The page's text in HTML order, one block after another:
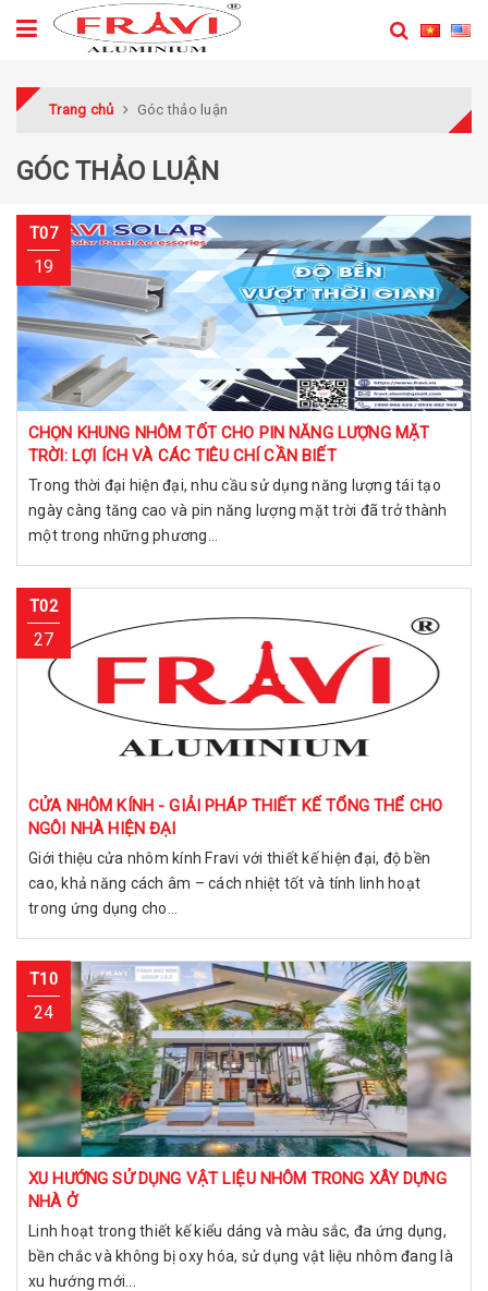
Trang chủ Góc thảo luận
GÓC THẢO LUẬN
T07
19
CHỌN KHUNG NHÔM TỐT CHO PIN NĂNG LƯỢNG MẶT
TRỜI: LỢI ÍCH VÀ CÁC TIÊU CHÍ CẦN BIẾT
Trong thời đại hiện đại, nhu cầu sử dụng năng lượng tái tạo
ngày càng tăng cao và pin năng lượng mặt trời đã trở thành
một trong những phương...
T02
27
CỬA NHÔM KÍNH - GIẢI PHÁP THIẾT KẾ TỔNG THỂ CHO
NGÔI NHÀ HIỆN ĐẠI
Giới thiệu cửa nhôm kính Fravi với thiết kế hiện đại, độ bền
cao, khả năng cách âm – cách nhiệt tốt và tính linh hoạt
trong ứng dụng cho...
T10
24
XU HƯỚNG SỬ DỤNG VẬT LIỆU NHÔM TRONG XÂY DỰNG
NHÀ Ở
Linh hoạt trong thiết kế kiểu dáng và màu sắc, đa ứng dụng,
bền chắc và không bị oxy hóa, sử dụng vật liệu nhôm đang là
xu hướng mới...